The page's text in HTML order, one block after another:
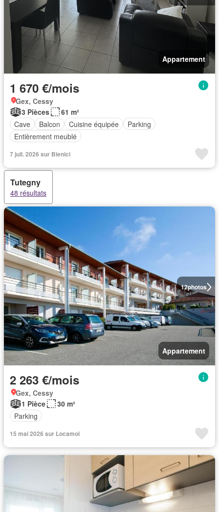
Appartement
1 670 €/mois
Gex, Cessy
3 Pièces
61 m²
Cave
Balcon Cuisine équipée
Parking
Entièrement meublé
7 juil. 2026 sur Bienici
Tutegny
48 résultats
12photos
Appartement
2 263 €/mois
Gex, Cessy
1 Pièce
30 m²
Parking
15 mai 2026 sur Locamoi